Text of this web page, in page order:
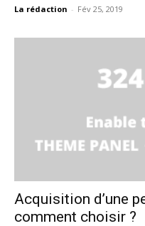
La rédaction - Fév 25, 2019
Acquisition d’une
comment choisir ?